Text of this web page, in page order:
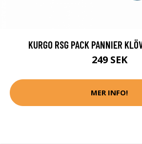
KURGO RSG PACK PANNIER
249 SEK
MER INFO!